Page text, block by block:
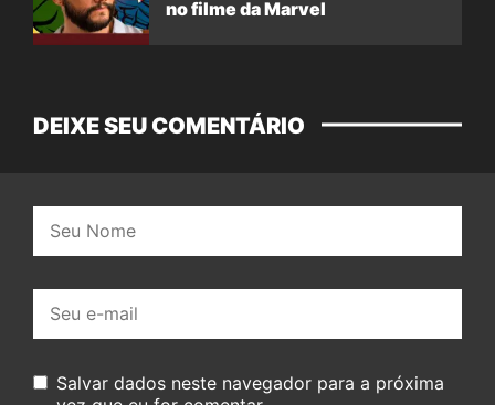
no filme da Marvel
DEIXE SEU COMENTÁRIO
mail:
Salvar dados neste navegador para a próxima